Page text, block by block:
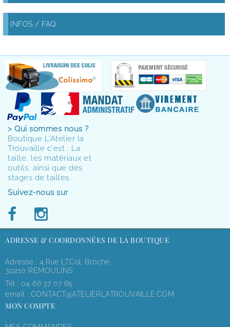
INFOS / FAQ
> Qui sommes nous ?
Boutique L'Atelier la
Trouvaille c'est : La
taille, les matériaux et
outils, ainsi que des
stages de tailles.
Suivez-nous sur
ADRESSE & COORDONNÉES DE LA BOUTIQUE
Adresse : 4,rue LT.Col. Broche
30210 REMOULINS
Tél : 04 66 37 07 65
email : CONTACT@ATELIERLATROUVAILLE.COM
MON COMPTE